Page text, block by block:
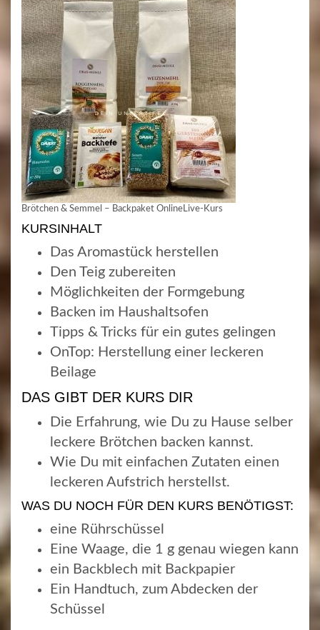
Brötchen & Semmel – Backpaket OnlineLive-Kurs
KURSINHALT
Das Aromastück herstellen
Den Teig zubereiten
Möglichkeiten der Formgebung
Backen im Haushaltsofen
Tipps & Tricks für ein gutes gelingen
OnTop: Herstellung einer leckeren
Beilage
DAS GIBT DER KURS DIR
Die Erfahrung, wie Du zu Hause selber
leckere Brötchen backen kannst.
Wie Du mit einfachen Zutaten einen
leckeren Aufstrich herstellst.
WAS DU NOCH FÜR DEN KURS BENÖTIGST:
eine Rührschüssel
Eine Waage, die 1 g genau wiegen kann
ein Backblech mit Backpapier
Ein Handtuch, zum Abdecken der
Schüssel